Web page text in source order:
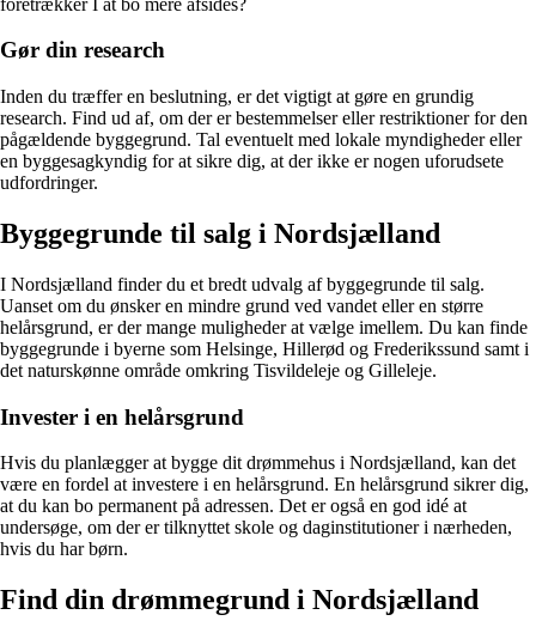
Gør din research
Inden du træffer en beslutning, er det vigtigt at gøre en grundig
research. Find ud af, om der er bestemmelser eller restriktioner for den
pågældende byggegrund. Tal eventuelt med lokale myndigheder eller
en byggesagkyndig for at sikre dig, at der ikke er nogen uforudsete
udfordringer.
Byggegrunde til salg i Nordsjælland
I Nordsjælland finder du et bredt udvalg af byggegrunde til salg.
Uanset om du ønsker en mindre grund ved vandet eller en større
helårsgrund, er der mange muligheder at vælge imellem. Du kan finde
byggegrunde i byerne som Helsinge, Hillerød og Frederikssund samt i
det naturskønne område omkring Tisvildeleje og Gilleleje.
Invester i en helårsgrund
Hvis du planlægger at bygge dit drømmehus i Nordsjælland, kan det
være en fordel at investere i en helårsgrund. En helårsgrund sikrer dig,
at du kan bo permanent på adressen. Det er også en god idé at
undersøge, om der er tilknyttet skole og daginstitutioner i nærheden,
hvis du har børn.
Find din drømmegrund i Nordsjælland